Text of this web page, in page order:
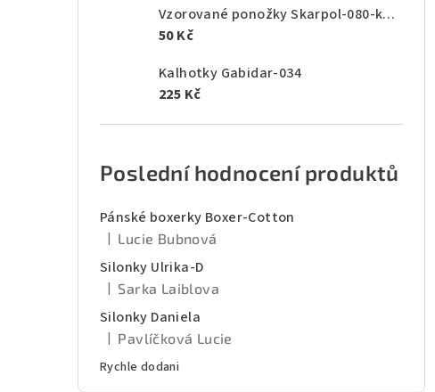
Vzorované ponožky Skarpol-080-kaktus
50 Kč
Kalhotky Gabidar-034
225 Kč
Poslední hodnocení produktů
Pánské boxerky Boxer-Cotton
Hodnocení produktu je 5 z 5 hvězdiček.
Lucie Bubnová
Silonky Ulrika-D
Hodnocení produktu je 5 z 5 hvězdiček.
Sarka Laiblova
Silonky Daniela
Hodnocení produktu je 5 z 5 hvězdiček.
Pavlíčková Lucie
Rychle dodani